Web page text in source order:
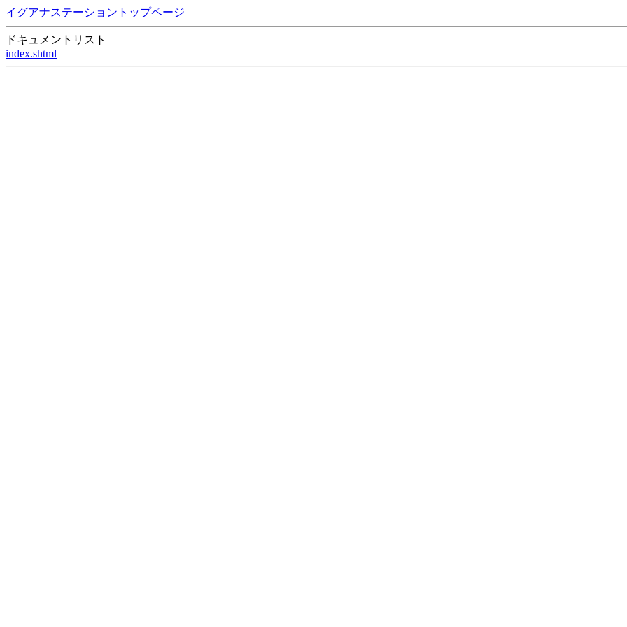
イグアナステーショントップページ
ドキュメントリスト
index.shtml